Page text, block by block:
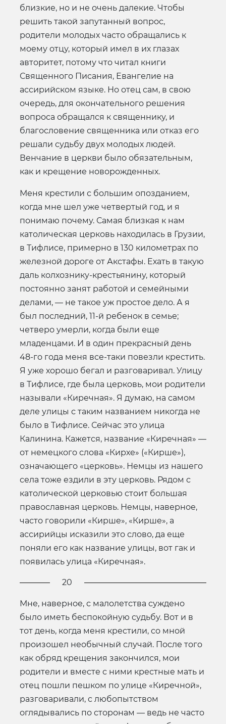
близкие, но и не очень далекие. Чтобы
решить такой запутанный вопрос,
родители молодых часто обращались к
моему отцу, который имел в их глазах
авторитет, потому что читал книги
Священного Писания, Евангелие на
ассирийском языке. Но отец сам, в свою
очередь, для окончательного решения
вопроса обращался к священнику, и
благословение священника или отказ его
решали судьбу двух молодых людей.
Венчание в церкви было обязательным,
как и крещение новорожденных.
Меня крестили с большим опозданием,
когда мне шел уже четвертый год, и я
понимаю почему. Самая близкая к нам
католическая церковь находилась в Грузии,
в Тифлисе, примерно в 130 километрах по
железной дороге от Акстафы. Ехать в такую
даль колхознику-крестьянину, который
постоянно занят работой и семейными
делами, — не такое уж простое дело. А я
был последний, 11-й ребенок в семье;
четверо умерли, когда были еще
младенцами. И в один прекрасный день
48-го года меня все-таки повезли крестить.
Я уже хорошо бегал и разговаривал. Улицу
в Тифлисе, где была церковь, мои родители
называли «Киречная». Я думаю, на самом
деле улицы с таким названием никогда не
было в Тифлисе. Сейчас это улица
Калинина. Кажется, название «Киречная» —
от немецкого слова «Кирхе» («Кирше»),
означающего «церковь». Немцы из нашего
села тоже ездили в эту церковь. Рядом с
католической церковью стоит большая
православная церковь. Немцы, наверное,
часто говорили «Кирше», «Кирше», а
ассирийцы исказили это слово, да еще
поняли его как название улицы, вот гак и
появилась улица «Киречная».
20
Мне, наверное, с малолетства суждено
было иметь беспокойную судьбу. Вот и в
тот день, когда меня крестили, со мной
произошел необычный случай. После того
как обряд крещения закончился, мои
родители и вместе с ними крестные мать и
отец пошли пешком по улице «Киречной»,
разговаривали, с любопытством
оглядывались по сторонам — ведь не часто